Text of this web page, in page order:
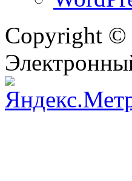
Copyright ©